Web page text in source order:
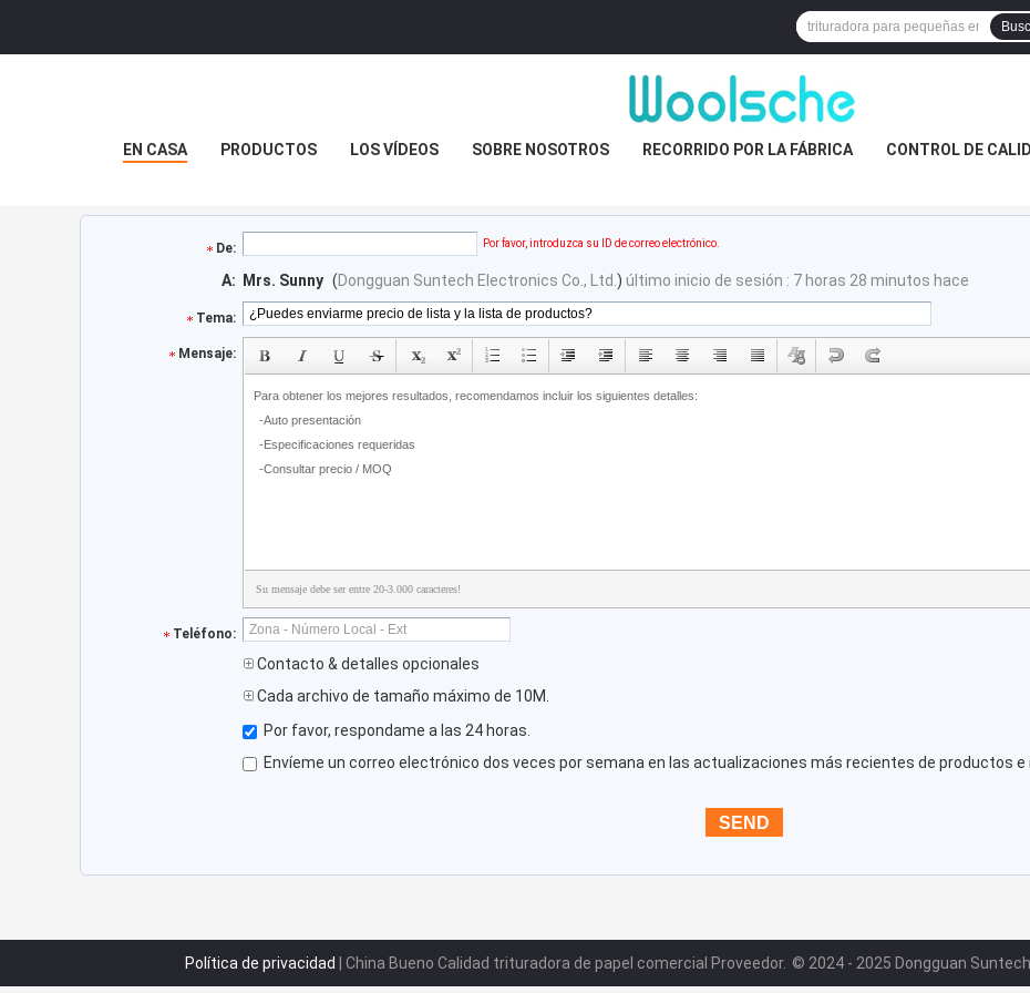
EN CASA PRODUCTOS LOS VÍDEOS SOBRE NOSOTROS RECORRIDO POR LA FÁBRICA CONTROL DE
De: Por favor, introduzca su ID de correo electrónico.
A: Mrs. Sunny (Dongguan Suntech Electronics Co., Ltd. ) último inicio de sesión : 7 horas 28 minutos hace
Tema:
Mensaje:
Su mensaje debe ser entre 20-3.000 caracteres!
Teléfono:
Contacto & detalles opcionales
Cada archivo de tamaño máximo de 10M.
Por favor, respondame a las 24 horas.
Envíeme un correo electrónico dos veces por semana en las actualizaciones más recientes de productos e
Política de privacidad | China Bueno Calidad trituradora de papel comercial Proveedor. © 2024 - 2025 Dongguan